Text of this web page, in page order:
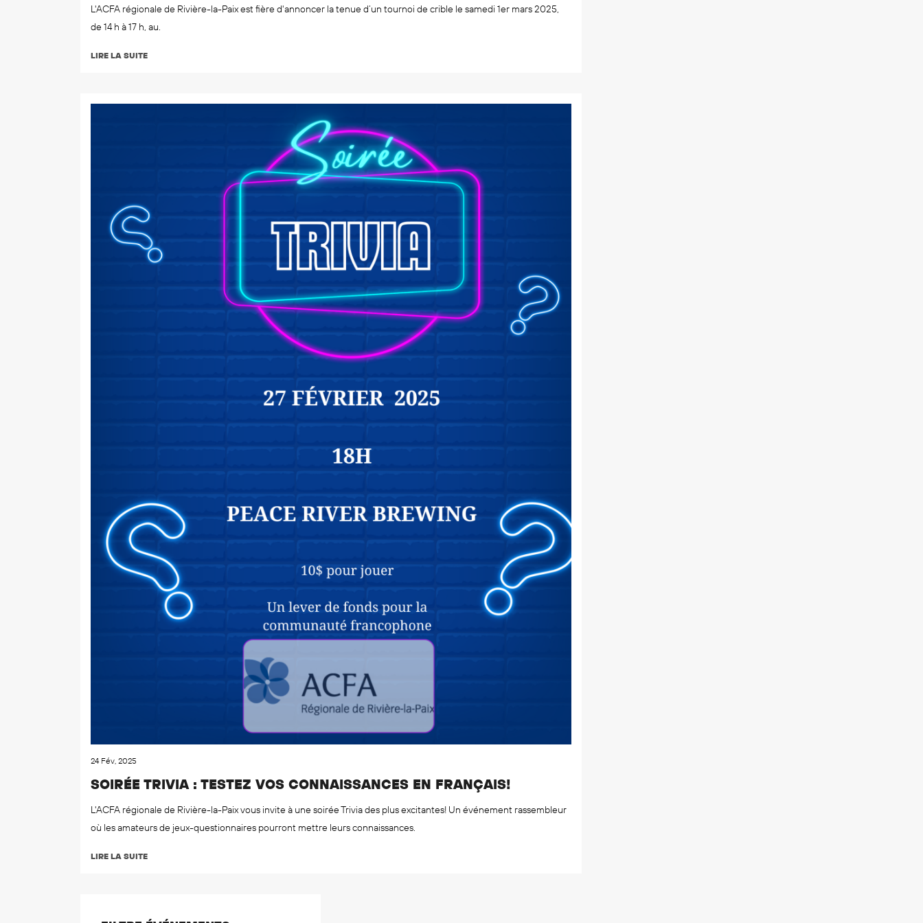
L'ACFA régionale de Rivière-la-Paix est fière d'annoncer la tenue d’un tournoi de crible le samedi 1er mars 2025,
de 14 h à 17 h, au.
LIRE LA SUITE
24 Fév, 2025
SOIRÉE TRIVIA : TESTEZ VOS CONNAISSANCES EN FRANÇAIS!
L'ACFA régionale de Rivière-la-Paix vous invite à une soirée Trivia des plus excitantes! Un événement rassembleur
où les amateurs de jeux-questionnaires pourront mettre leurs connaissances.
LIRE LA SUITE